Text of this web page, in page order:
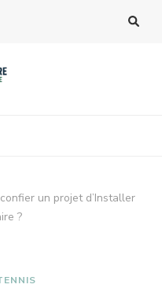
un projet d’Installer
?